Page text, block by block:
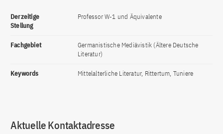
Derzeitige
Stellung
Professor W-1 und Äquivalente
Fachgebiet
Germanistische Mediävistik (Ältere Deutsche
Literatur)
Keywords Mittelalterliche Literatur, Rittertum, Tuniere
Aktuelle Kontaktadresse